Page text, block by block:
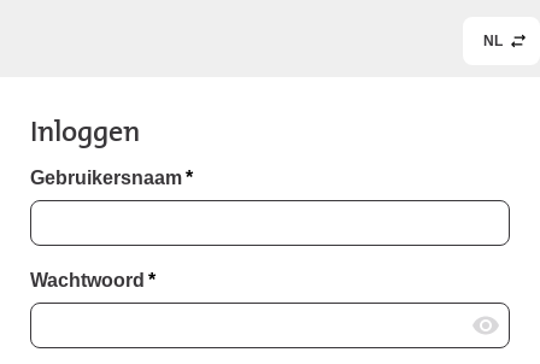
NL
Inloggen
Gebruikersnaam*
Wachtwoord *